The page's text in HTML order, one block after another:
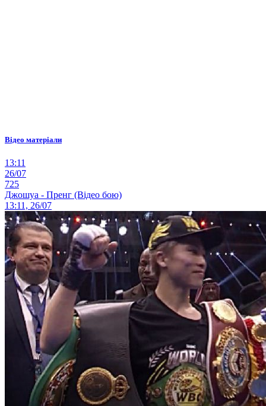
Відео матеріали
13:11
26/07
725
Джошуа - Пренг (Відео бою)
13:11, 26/07